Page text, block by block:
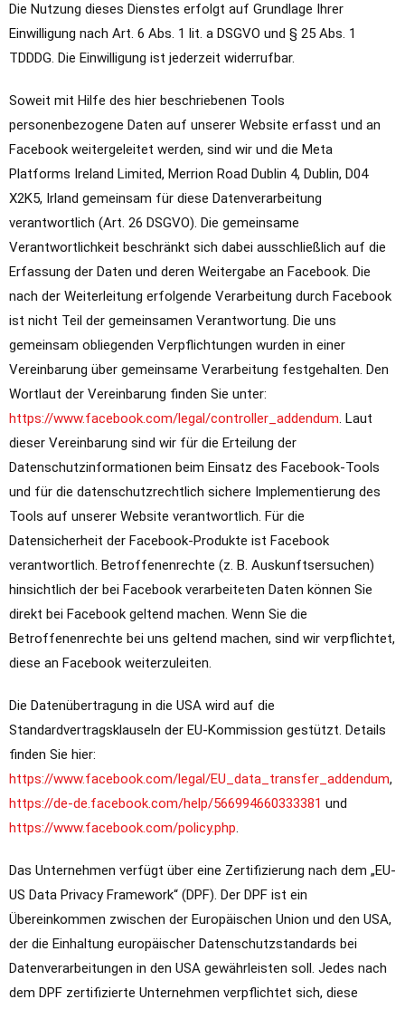
Die Nutzung dieses Dienstes erfolgt auf Grundlage Ihrer
Einwilligung nach Art. 6 Abs. 1 lit. a DSGVO und § 25 Abs. 1
TDDDG. Die Einwilligung ist jederzeit widerrufbar.
Soweit mit Hilfe des hier beschriebenen Tools
personenbezogene Daten auf unserer Website erfasst und an
Facebook weitergeleitet werden, sind wir und die Meta
Platforms Ireland Limited, Merrion Road Dublin 4, Dublin, D04
X2K5, Irland gemeinsam für diese Datenverarbeitung
verantwortlich (Art. 26 DSGVO). Die gemeinsame
Verantwortlichkeit beschränkt sich dabei ausschließlich auf die
Erfassung der Daten und deren Weitergabe an Facebook. Die
nach der Weiterleitung erfolgende Verarbeitung durch Facebook
ist nicht Teil der gemeinsamen Verantwortung. Die uns
gemeinsam obliegenden Verpflichtungen wurden in einer
Vereinbarung über gemeinsame Verarbeitung festgehalten. Den
Wortlaut der Vereinbarung finden Sie unter:
https://www.facebook.com/legal/controller_addendum. Laut
dieser Vereinbarung sind wir für die Erteilung der
Datenschutzinformationen beim Einsatz des Facebook-Tools
und für die datenschutzrechtlich sichere Implementierung des
Tools auf unserer Website verantwortlich. Für die
Datensicherheit der Facebook-Produkte ist Facebook
verantwortlich. Betroffenenrechte (z. B. Auskunftsersuchen)
hinsichtlich der bei Facebook verarbeiteten Daten können Sie
direkt bei Facebook geltend machen. Wenn Sie die
Betroffenenrechte bei uns geltend machen, sind wir verpflichtet,
diese an Facebook weiterzuleiten.
Die Datenübertragung in die USA wird auf die
Standardvertragsklauseln der EU-Kommission gestützt. Details
finden Sie hier:
https://www.facebook.com/legal/EU_data_transfer_addendum,
https://de-de.facebook.com/help/566994660333381 und
https://www.facebook.com/policy.php.
Das Unternehmen verfügt über eine Zertifizierung nach dem „EU-
US Data Privacy Framework“ (DPF). Der DPF ist ein
Übereinkommen zwischen der Europäischen Union und den USA,
der die Einhaltung europäischer Datenschutzstandards bei
Datenverarbeitungen in den USA gewährleisten soll. Jedes nach
dem DPF zertifizierte Unternehmen verpflichtet sich, diese